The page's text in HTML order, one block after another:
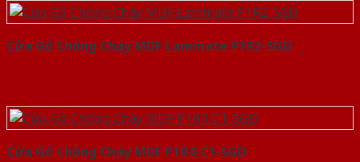
Cửa Gỗ Chống Cháy MDF Laminate P1R2-SGD
Cửa Gỗ Chống Cháy MDF P1R4-C1-SGD